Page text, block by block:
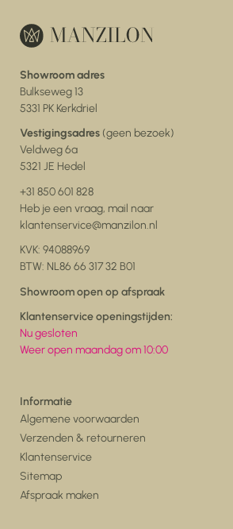
Showroom adres
Bulkseweg 13
5331 PK Kerkdriel
Vestigingsadres (geen bezoek)
Veldweg 6a
5321 JE Hedel
+31 850 601 828
Heb je een vraag, mail naar
klantenservice@manzilon.nl
KVK: 94088969
BTW: NL86 66 317 32 B01
Showroom open op afspraak
Klantenservice openingstijden:
Nu gesloten
Weer open maandag om 10:00
Informatie
Algemene voorwaarden
Verzenden & retourneren
Klantenservice
Sitemap
Afspraak maken